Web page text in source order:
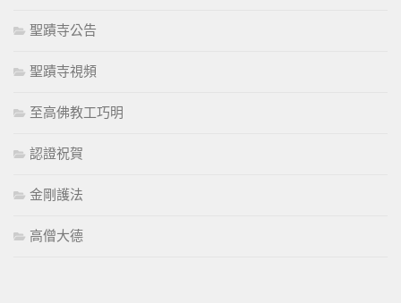
聖蹟寺公告
聖蹟寺視頻
至高佛教工巧明
認證祝賀
金剛護法
高僧大德